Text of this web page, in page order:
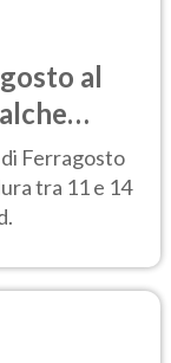
al
Ferragosto
tra 11 e 14